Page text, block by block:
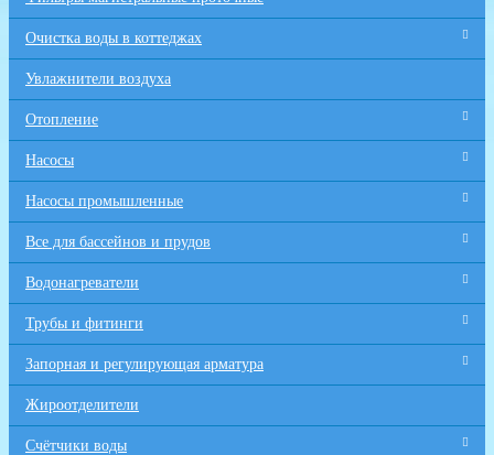
Очистка воды в коттеджах
Увлажнители воздуха
Отопление
Насосы
Насосы промышленные
Все для бaссейнов и прудов
Водонагреватели
Трубы и фитинги
Запорная и регулирующая арматура
Жироотделители
Счётчики воды